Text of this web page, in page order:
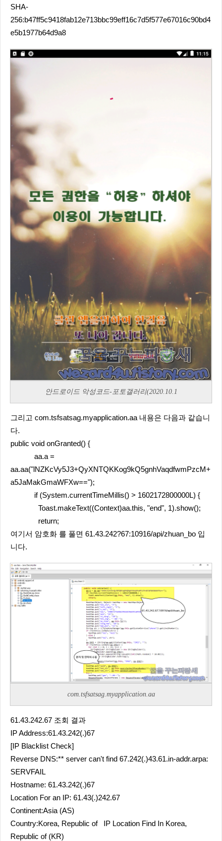
SHA-
256:b47ff5c9418fab12e713bbc99eff16c7d5f577e67016c90bd4
e5b1977b64d9a8
안드로이드 악성코드-포토갤러리(2020.10.1
그리고 com.tsfsatsag.myapplication.aa 내용은 다음과 같습니
다.
public void onGranted() {
aa.a =
aa.aa("lNZKcVy5J3+QyXNTQKKog9kQ5gnhVaqdfwmPzcM+
a5JaMakGmaWFXw==");
if (System.currentTimeMillis() > 1602172800000L) {
Toast.makeText((Context)aa.this, "end", 1).show();
return;
여기서 암호화 를 풀면 61.43.242?67:10916/api/zhuan_bo 입
니다.
com.tsfsatsag.myapplication.aa
61.43.242.67 조회 결과
IP Address:61.43.242(.)67
[IP Blacklist Check]
Reverse DNS:** server can't find 67.242(.)43.61.in-addr.arpa:
SERVFAIL
Hostname: 61.43.242(.)67
Location For an IP: 61.43(.)242.67
Continent:Asia (AS)
Country:Korea, Republic of IP Location Find In Korea,
Republic of (KR)